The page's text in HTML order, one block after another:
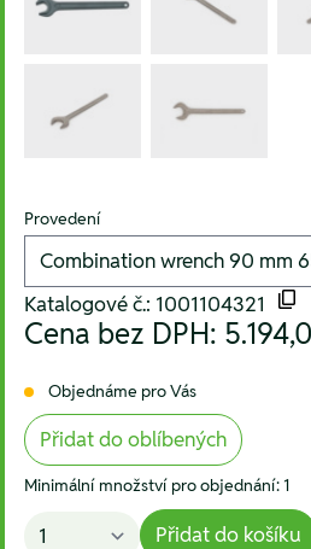
Provedení
Katalogové č.: 1001104321
Cena bez DPH:
Objednáme pro Vás
Přidat do oblíbených
Minimální množství pro objednání: 1
Přidat do košíku